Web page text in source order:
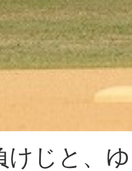
けじと、